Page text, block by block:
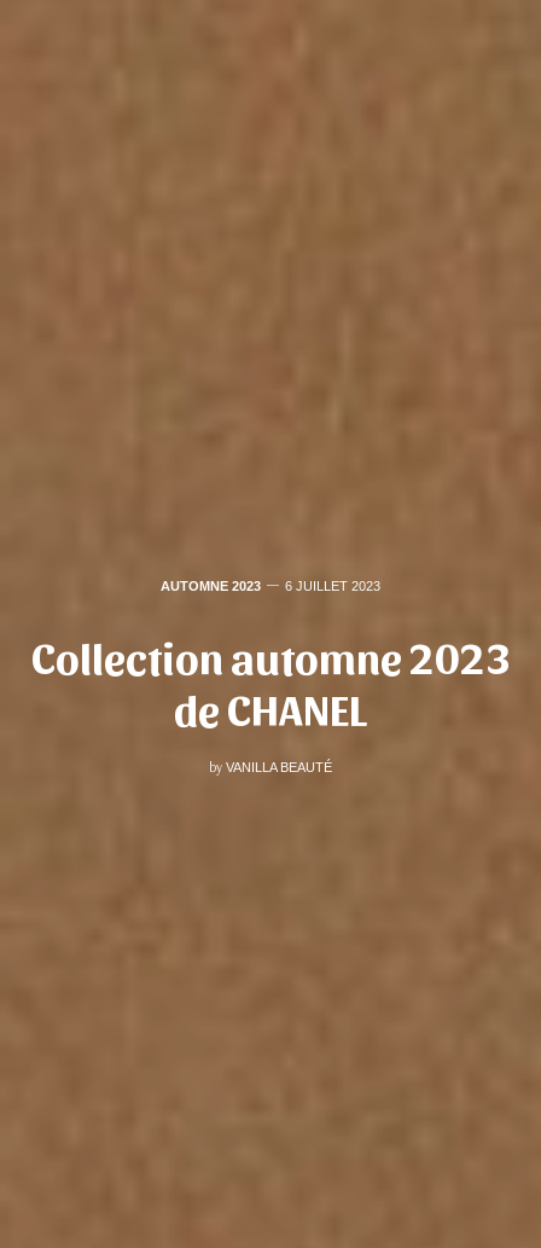
AUTOMNE 2023 6 JUILLET 2023
Collection automne 2023
de CHANEL
by VANILLA BEAUTÉ